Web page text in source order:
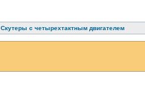
Скутеры с четырехтактным двигателем